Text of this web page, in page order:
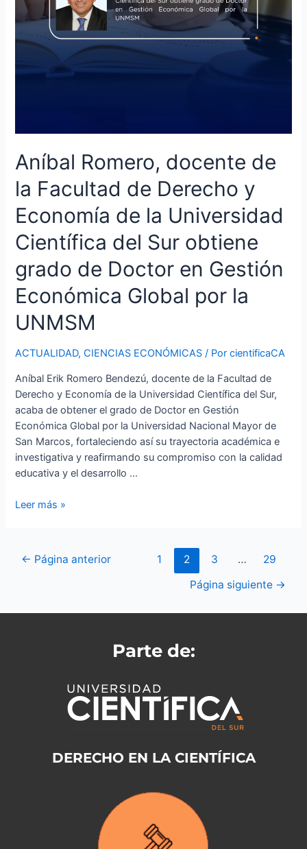
Aníbal Romero, docente de
la Facultad de Derecho y
Economía de la Universidad
Científica del Sur obtiene
grado de Doctor en Gestión
Económica Global por la
UNMSM
ACTUALIDAD,CIENCIAS ECONÓMICAS / PorcientificaCA
Aníbal Erik Romero Bendezú, docente de la Facultad de
Derecho y Economía de la Universidad Científica del Sur,
acaba de obtener el grado de Doctor en Gestión
Económica Global por la Universidad Nacional Mayor de
San Marcos, fortaleciendo así su trayectoria académica e
investigativa y reafirmando su compromiso con la calidad
educativa y el desarrollo …
Economía
de
la
Universidad
Científica
grado
Doctor
en
Gestión
Económica
Global
por
UNMSM
Leer más »
← Página anterior 1 2 3 …
29
Página siguiente →
Parte de:
DERECHO EN LA CIENTÍFICA